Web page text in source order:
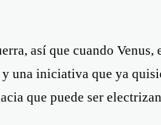
así que cuando
una iniciativa que ya
que puede ser